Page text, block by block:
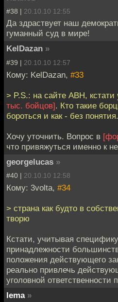
#38 | 20.10.10 12:55
Да здраствует наш
гуманный суд в мире!
KelDazan »
#39 | 20.10.10 12:57
Кому: KelDazan, #33
> P.S.: на сайте АВН, кстати
тыс. бойцов]. Кто такие
бороться и как - без понятия.
Хочу уточнить. Вопрос в
что привяжуться именно к
georgelucas »
#40 | 20.10.10 12:58
Кому: 3volta, #34
> страна как будто в
творю
Кстати, учитывая
принадлежности
положения действующего
реально привлечь
уголовной ответственности
lema »